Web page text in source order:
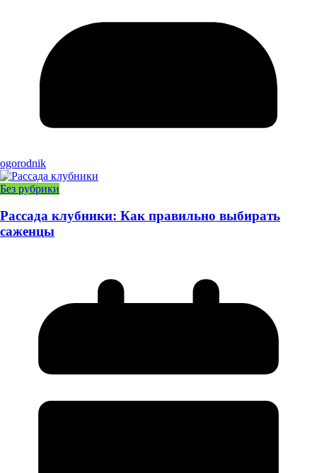
ogorodnik
Без рубрики
Рассада клубники: Как правильно выбирать
саженцы